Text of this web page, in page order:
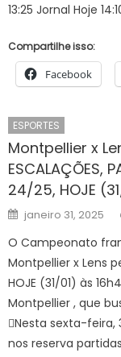
13:25 Jornal Hoje
Compartilhe isso:
Facebook
ESPORTES
Montpellier x
ESCALAÇÕES,
24/25, HOJE
Posted
on
janeiro 31, 2025
O Campeonato
Montpellier x Lens
HOJE (31/01) às
Montpellier , que
Nesta sexta-feira,
nos reserva